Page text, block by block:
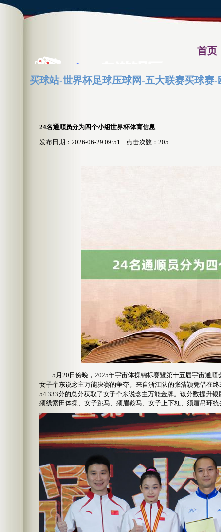
首页
体育录
买球站-世界杯足球压球网-五大联赛买球赛
24名通顺员分为四个小组世界杯体育信息
发布日期：2026-06-29 09:51 点击次数：205
5月20日傍晚，2025年宇宙体操锦标赛暨第十五届宇宙通顺
女子个东说念主万能决赛的争夺。来自浙江队的张清颖凭借在
54.333分的总分获取了女子个东说念主万能金牌。该分数提升
须线索田体操、女子跳马、须眉鞍马、女子上下杠、须眉吊环